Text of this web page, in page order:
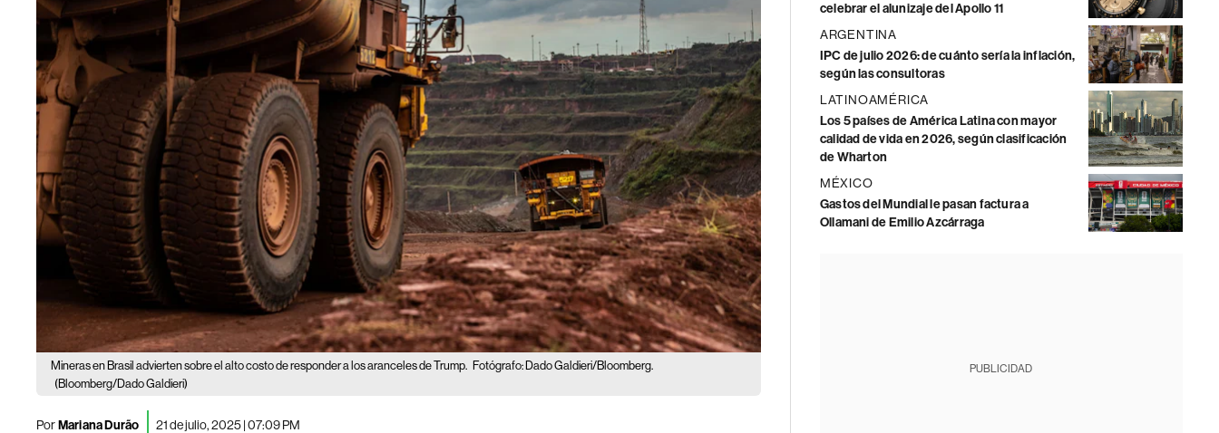
Mineras en Brasil advierten sobre el alto costo de responder a los aranceles de Trump. Fotógrafo: Dado Galdieri/Bloomberg.
(Bloomberg/Dado Galdieri)
PorMariana Durão 21 de julio, 2025 | 07:09 PM
celebrar el alunizaje del Apollo 11
ARGENTINA
IPC de julio 2026: de cuánto sería la inflación,
según las consultoras
LATINOAMÉRICA
Los 5 países de América Latina con mayor
calidad de vida en 2026, según clasificación
de Wharton
MÉXICO
Gastos del Mundial le pasan factura a
Ollamani de Emilio Azcárraga
PUBLICIDAD